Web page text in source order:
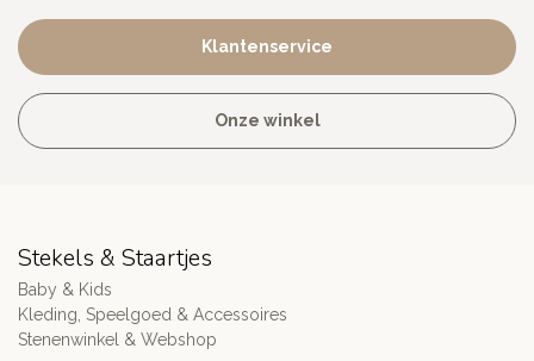
Klantenservice
Onze winkel
Stekels & Staartjes
Baby & Kids
Kleding, Speelgoed & Accessoires
Stenenwinkel & Webshop